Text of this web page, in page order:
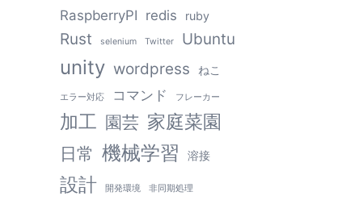
RaspberryPI redis ruby
Rust selenium Twitter Ubuntu
unity wordpress ねこ
エラー対応 コマンド フレーカー
加工 園芸 家庭菜園
日常 機械学習 溶接
設計 開発環境 非同期処理